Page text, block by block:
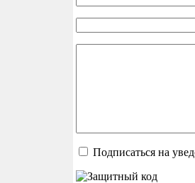
Подписаться на